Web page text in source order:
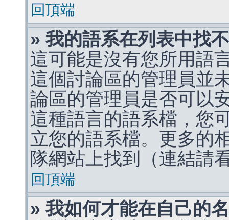
回頂端
» 我的語系在列表中找
這可能是沒有您所用語
這個討論區的管理員並
論區的管理員是否可以
這種語言的語系檔，您
立您的語系檔。更多的
隊網站上找到（連結請
回頂端
» 我如何才能在自己的